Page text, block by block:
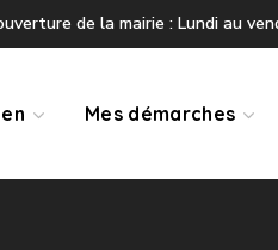
de la mairie : Lundi au
Mes démarches